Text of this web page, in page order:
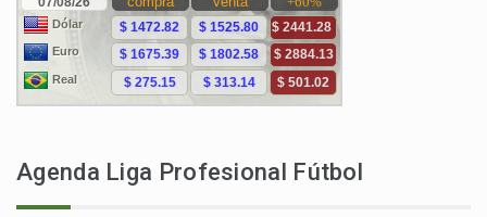
Agenda Liga Profesional Fútbol